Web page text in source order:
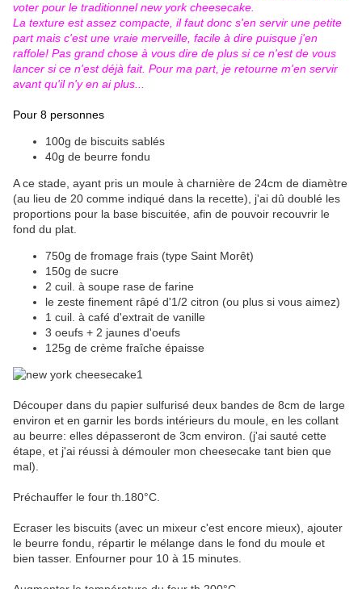
voter pour le traditionnel new york cheesecake.
La texture est assez compacte, il faut donc s'en servir une petite
part mais c'est une vraie merveille, facile à dire puisque j'en
raffole! Pas grand chose à vous dire de plus si ce n'est de vous
lancer si ce n'est déjà fait. Pour ma part, je retourne m'en servir
avant qu'il n'y en ai plus...
Pour 8 personnes
100g de biscuits sablés
40g de beurre fondu
A ce stade, ayant pris un moule à charnière de 24cm de diamètre
(au lieu de 20 comme indiqué dans la recette), j'ai dû doublé les
proportions pour la base biscuitée, afin de pouvoir recouvrir le
fond du plat.
750g de fromage frais (type Saint Morêt)
150g de sucre
2 cuil. à soupe rase de farine
le zeste finement râpé d'1/2 citron (ou plus si vous aimez)
1 cuil. à café d'extrait de vanille
3 oeufs + 2 jaunes d'oeufs
125g de crème fraîche épaisse
Découper dans du papier sulfurisé deux bandes de 8cm de large
environ et en garnir les bords intérieurs du moule, en les collant
au beurre: elles dépasseront de 3cm environ. (j'ai sauté cette
étape, et j'ai réussi à démouler mon cheesecake tant bien que
mal).
Préchauffer le four th.180°C.
Ecraser les biscuits (avec un mixeur c'est encore mieux), ajouter
le beurre fondu, répartir le mélange dans le fond du moule et
bien tasser. Enfourner pour 10 à 15 minutes.